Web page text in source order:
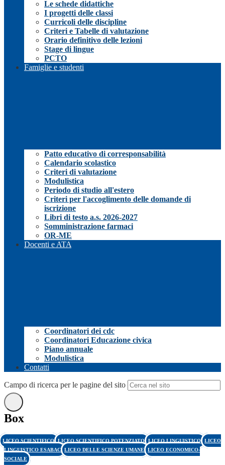
Le schede didattiche
I progetti delle classi
Curricoli delle discipline
Criteri e Tabelle di valutazione
Orario definitivo delle lezioni
Stage di lingue
PCTO
Famiglie e studenti
Patto educativo di corresponsabilità
Calendario scolastico
Criteri di valutazione
Modulistica
Periodo di studio all'estero
Criteri per l'accoglimento delle domande di
iscrizione
Libri di testo a.s. 2026-2027
Somministrazione farmaci
OR-ME
Docenti e ATA
Coordinatori dei cdc
Coordinatori Educazione civica
Piano annuale
Modulistica
Contatti
Campo di ricerca per le pagine del sito
Box
LICEO SCIENTIFICO LICEO SCIENTIFICO POTENZIATO LICEO LINGUISTICO LICEO
LINGUISTICO ESABAC LICEO DELLE SCIENZE UMANE LICEO ECONOMICO-
SOCIALE